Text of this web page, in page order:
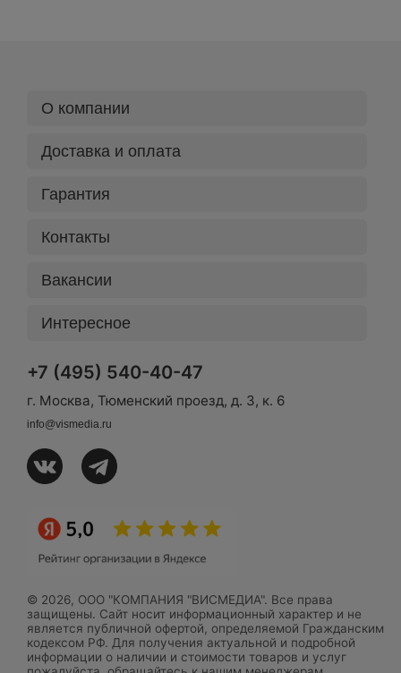
О компании
Доставка и оплата
Гарантия
Контакты
Вакансии
Интересное
+7 (495) 540-40-47
г. Москва, Тюменский проезд, д. 3, к. 6
info@vismedia.ru
© 2026, ООО "КОМПАНИЯ "ВИСМЕДИА". Все права
защищены. Сайт носит информационный характер и не
является публичной офертой, определяемой Гражданским
кодексом РФ. Для получения актуальной и подробной
информации о наличии и стоимости товаров и услуг